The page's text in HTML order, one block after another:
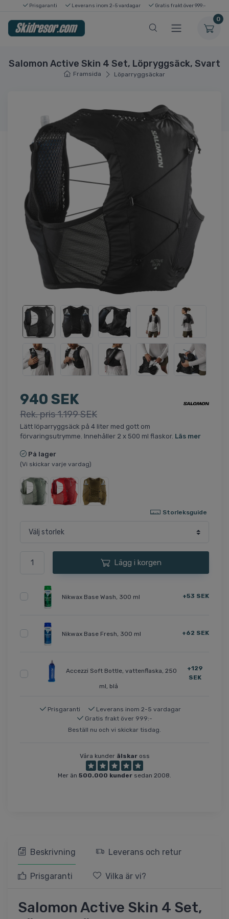
Prisgaranti Leverans inom 2-5 vardagar Gratis frakt över 999:-
0
Salomon Active Skin 4 Set, Löpryggsäck, Svart
Framsida Löparryggsäckar
940 SEK
Rek. pris 1.199 SEK
Lätt löparryggsäck på 4 liter med gott om
förvaringsutrymme. Innehåller 2 x 500 ml flaskor. Läs mer
På lager
(Vi skickar varje vardag)
Storleksguide
Lägg i korgen
Nikwax Base Wash, 300 ml +53 SEK
Nikwax Base Fresh, 300 ml +62 SEK
Accezzi Soft Bottle, vattenflaska, 250
ml, blå
+129
SEK
Prisgaranti
Leverans inom 2-5 vardagar
Gratis frakt över 999:-
Beställ nu och vi skickar tisdag.
Våra kunder älskaross
Mer än 500.000 kunder sedan 2008.
Beskrivning Leverans och retur
Prisgaranti Vilka är vi?
Salomon Active Skin 4 Set,